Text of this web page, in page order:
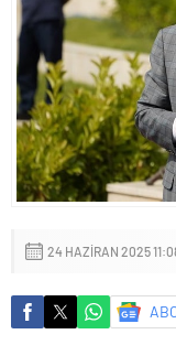
Küçük
24 HAZIRAN 2025